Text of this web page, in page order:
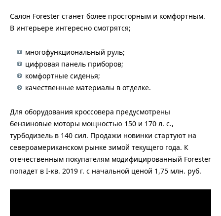
Салон Forester станет более просторным и комфортным.
В интерьере интересно смотрятся;
многофункциональный руль;
цифровая панель приборов;
комфортные сиденья;
качественные материалы в отделке.
Для оборудования кроссовера предусмотрены
бензиновые моторы мощностью 150 и 170 л. с.,
турбодизель в 140 сил. Продажи новинки стартуют на
североамериканском рынке зимой текущего года. К
отечественным покупателям модифицированный Forester
попадет в I-кв. 2019 г. с начальной ценой 1,75 млн. руб.